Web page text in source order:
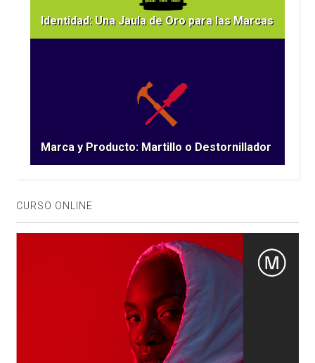
Identidad: Una Jaula de Oro para las Marcas
Marca y Producto: Martillo o Destornillador
CURSO ONLINE